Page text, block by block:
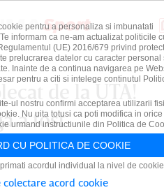
de la UTA!
a fost
de o rivală
pentru a personaliza si imbunatati
informam ca ne-am actualizat politicile
(UE) 2016/679 privind
prelucrarea datelor cu caracter personal
Inainte de a continua navigarea pe
pentru a citi si intelege continutul
ul nostru confirmi acceptarea utilizarii
Nu uita totusi ca poti modifica in orice
urmand instructiunile din Politica de
CU POLITICA DE COOKIE
acordul individual la nivel de
colectare acord cookie